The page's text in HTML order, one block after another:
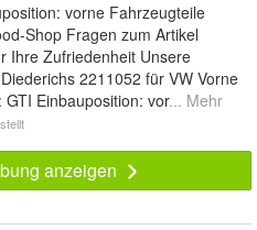
vorne Fahrzeugteile
Shop Fragen zum Artikel
Ihre Zufriedenheit Unsere
2211052 für VW Vorne
Einbauposition: vor... Mehr
anzeigen